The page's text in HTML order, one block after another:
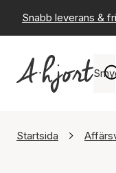
Snabb leverans &
Startsida